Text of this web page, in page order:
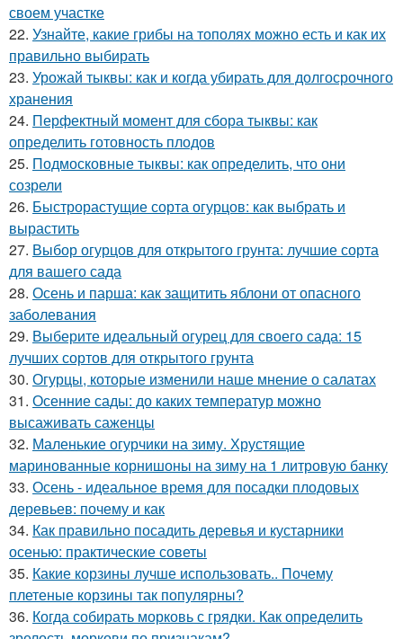
своем участке
22. Узнайте, какие грибы на тополях можно есть и как их
правильно выбирать
23. Урожай тыквы: как и когда убирать для долгосрочного
хранения
24. Перфектный момент для сбора тыквы: как
определить готовность плодов
25. Подмосковные тыквы: как определить, что они
созрели
26. Быстрорастущие сорта огурцов: как выбрать и
вырастить
27. Выбор огурцов для открытого грунта: лучшие сорта
для вашего сада
28. Осень и парша: как защитить яблони от опасного
заболевания
29. Выберите идеальный огурец для своего сада: 15
лучших сортов для открытого грунта
30. Огурцы, которые изменили наше мнение о салатах
31. Осенние сады: до каких температур можно
высаживать саженцы
32. Маленькие огурчики на зиму. Хрустящие
маринованные корнишоны на зиму на 1 литровую банку
33. Осень - идеальное время для посадки плодовых
деревьев: почему и как
34. Как правильно посадить деревья и кустарники
осенью: практические советы
35. Какие корзины лучше использовать.. Почему
плетеные корзины так популярны?
36. Когда собирать морковь с грядки. Как определить